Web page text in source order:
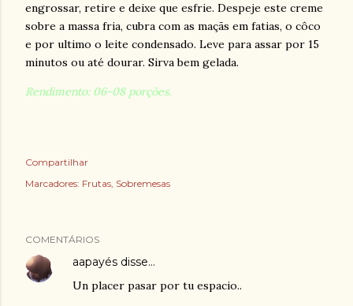
engrossar, retire e deixe que esfrie. Despeje este creme
sobre a massa fria, cubra com as maçãs em fatias, o côco
e por ultimo o leite condensado. Leve para assar por 15
minutos ou até dourar. Sirva bem gelada.
Rendimento: 06-08 porções.
Compartilhar
Marcadores: Frutas Sobremesas
COMENTÁRIOS
aapayés disse…
Un placer pasar por tu espacio..